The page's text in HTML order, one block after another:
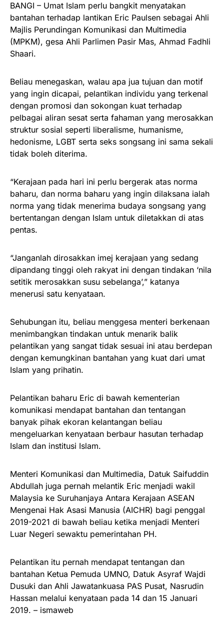
BANGI – Umat Islam perlu bangkit menyatakan
bantahan terhadap lantikan Eric Paulsen sebagai Ahli
Majlis Perundingan Komunikasi dan Multimedia
(MPKM), gesa Ahli Parlimen Pasir Mas, Ahmad Fadhli
Shaari.
Beliau menegaskan, walau apa jua tujuan dan motif
yang ingin dicapai, pelantikan individu yang terkenal
dengan promosi dan sokongan kuat terhadap
pelbagai aliran sesat serta fahaman yang merosakkan
struktur sosial seperti liberalisme, humanisme,
hedonisme, LGBT serta seks songsang ini sama sekali
tidak boleh diterima.
“Kerajaan pada hari ini perlu bergerak atas norma
baharu, dan norma baharu yang ingin dilaksana ialah
norma yang tidak menerima budaya songsang yang
bertentangan dengan Islam untuk diletakkan di atas
pentas.
“Janganlah dirosakkan imej kerajaan yang sedang
dipandang tinggi oleh rakyat ini dengan tindakan ‘nila
setitik merosakkan susu sebelanga’,” katanya
menerusi satu kenyataan.
Sehubungan itu, beliau menggesa menteri berkenaan
menimbangkan tindakan untuk menarik balik
pelantikan yang sangat tidak sesuai ini atau berdepan
dengan kemungkinan bantahan yang kuat dari umat
Islam yang prihatin.
Pelantikan baharu Eric di bawah kementerian
komunikasi mendapat bantahan dan tentangan
banyak pihak ekoran kelantangan beliau
mengeluarkan kenyataan berbaur hasutan terhadap
Islam dan institusi Islam.
Menteri Komunikasi dan Multimedia, Datuk Saifuddin
Abdullah juga pernah melantik Eric menjadi wakil
Malaysia ke Suruhanjaya Antara Kerajaan ASEAN
Mengenai Hak Asasi Manusia (AICHR) bagi penggal
2019-2021 di bawah beliau ketika menjadi Menteri
Luar Negeri sewaktu pemerintahan PH.
Pelantikan itu pernah mendapat tentangan dan
bantahan Ketua Pemuda UMNO, Datuk Asyraf Wajdi
Dusuki dan Ahli Jawatankuasa PAS Pusat, Nasrudin
Hassan melalui kenyataan pada 14 dan 15 Januari
2019. – ismaweb